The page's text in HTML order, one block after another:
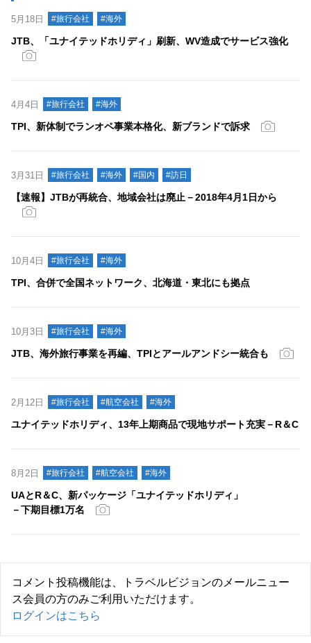
5月18日 #旅行会社 #海外
JTB、「ユナイテッドホリディ」刷新、WV造成でサービス強化
4月4日 #旅行会社 #海外
TPI、新体制でランオペ事業本格化、新ブランドで訴求
3月31日 #旅行会社 #海外 #国内 #訪日
【速報】JTBが再統合、地域会社は廃止－2018年4月1日から
10月4日 #旅行会社 #海外
TPI、合併で全国ネットワーク、北海道・東北にも拠点
10月3日 #旅行会社 #海外
JTB、海外旅行事業を再編、TPIとアールアンドシー統合も
2月12日 #旅行会社 #航空会社 #海外
ユナイテッドホリディ、13年上期商品で現地サポート充実－R＆C
8月2日 #旅行会社 #航空会社 #海外
UAとR＆C、新パッケージ「ユナイテッドホリディ」
－下期目標1万名
コメント投稿機能は、トラベルビジョンのメールニュー
ス会員の方のみご利用いただけます。
ログインはこちら